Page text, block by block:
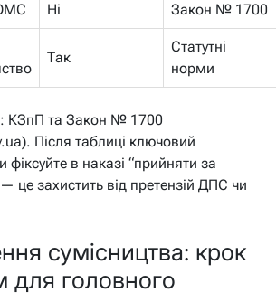
Ні Закон № 1700
Так
Статутні
норми
КЗпП та Закон № 1700
Після таблиці ключовий
в наказі “прийняти за
це захистить від претензій ДПС чи
сумісництва: крок
для головного